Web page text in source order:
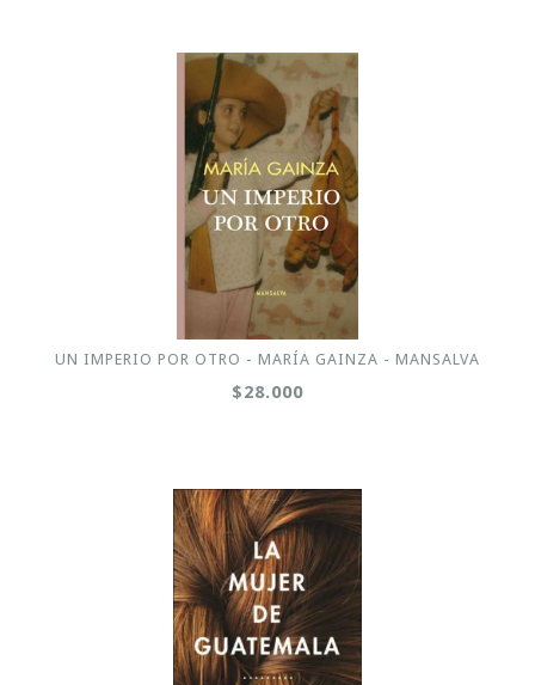
UN IMPERIO POR OTRO - MARÍA GAINZA - MANSALVA
$28.000